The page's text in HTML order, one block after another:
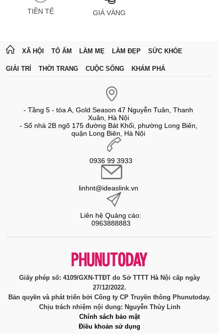
TIỀN TỆ GIÁ VÀNG
XÃ HỘI TỔ ẤM LÀM MẸ LÀM ĐẸP SỨC KHỎE
GIẢI TRÍ THỜI TRANG CUỘC SỐNG KHÁM PHÁ
- Tầng 5 - tòa A, Gold Season 47 Nguyễn Tuân, Thanh
Xuân, Hà Nội
- Số nhà 2B ngõ 175 đường Bát Khối, phường Long Biên,
quận Long Biên, Hà Nội
0936 99 3933
linhnt@ideaslink.vn
Liên hệ Quảng cáo:
0963888883
Giấy phép số: 4109/GXN-TTĐT do Sở TTTT Hà Nội cấp ngày
27/12/2022.
Bản quyền và phát triển bởi Công ty CP Truyền thông Phunutoday.
Chịu trách nhiệm nội dung: Nguyễn Thùy Linh
Chính sách bảo mật
Điều khoản sử dụng